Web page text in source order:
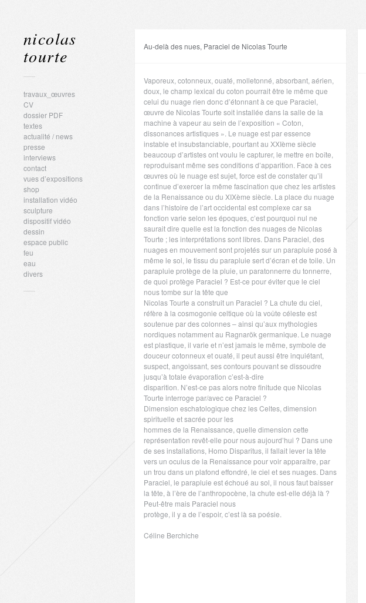
nicolas
tourte
travaux_œuvres
CV
dossier PDF
textes
actualité / news
presse
interviews
contact
vues d’expositions
shop
installation vidéo
sculpture
dispositif vidéo
dessin
espace public
feu
eau
divers
Au-delà des nues, Paraciel de Nicolas Tourte
Vaporeux, cotonneux, ouaté, molletonné, absorbant, aérien,
doux, le champ lexical du coton pourrait être le même que
celui du nuage rien donc d’étonnant à ce que Paraciel,
œuvre de Nicolas Tourte soit installée dans la salle de la
machine à vapeur au sein de l’exposition « Coton,
dissonances artistiques ». Le nuage est par essence
instable et insubstanciable, pourtant au XXIème siècle
beaucoup d’artistes ont voulu le capturer, le mettre en boîte,
reproduisant même ses conditions d’apparition. Face à ces
œuvres où le nuage est sujet, force est de constater qu’il
continue d’exercer la même fascination que chez les artistes
de la Renaissance ou du XIXème siècle. La place du nuage
dans l’histoire de l’art occidental est complexe car sa
fonction varie selon les époques, c’est pourquoi nul ne
saurait dire quelle est la fonction des nuages de Nicolas
Tourte ; les interprétations sont libres. Dans Paraciel, des
nuages en mouvement sont projetés sur un parapluie posé à
même le sol, le tissu du parapluie sert d’écran et de toile. Un
parapluie protège de la pluie, un paratonnerre du tonnerre,
de quoi protège Paraciel ? Est-ce pour éviter que le ciel
nous tombe sur la tête que
Nicolas Tourte a construit un Paraciel ? La chute du ciel,
réfère à la cosmogonie celtique où la voûte céleste est
soutenue par des colonnes – ainsi qu’aux mythologies
nordiques notamment au Ragnarök germanique. Le nuage
est plastique, il varie et n’est jamais le même, symbole de
douceur cotonneux et ouaté, il peut aussi être inquiétant,
suspect, angoissant, ses contours pouvant se dissoudre
jusqu’à totale évaporation c’est-à-dire
disparition. N’est-ce pas alors notre finitude que Nicolas
Tourte interroge par/avec ce Paraciel ?
Dimension eschatologique chez les Celtes, dimension
spirituelle et sacrée pour les
hommes de la Renaissance, quelle dimension cette
représentation revêt-elle pour nous aujourd’hui ? Dans une
de ses installations, Homo Disparitus, il fallait lever la tête
vers un oculus de la Renaissance pour voir apparaître, par
un trou dans un plafond effondré, le ciel et ses nuages. Dans
Paraciel, le parapluie est échoué au sol, il nous faut baisser
la tête, à l’ère de l’anthropocène, la chute est-elle déjà là ?
Peut-être mais Paraciel nous
protège, il y a de l’espoir, c’est là sa poésie.
Céline Berchiche